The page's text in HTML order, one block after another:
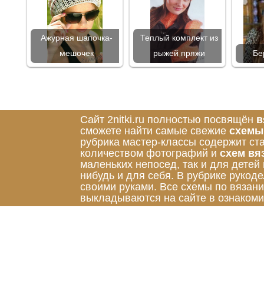
Ажурная шапочка-
мешочек
Теплый комплект из
рыжей пряжи
Сайт 2nitki.ru полностью посвящён
сможете найти самые свежие схемы
рубрика мастер-классы содержит
количеством фотографий и схем
маленьких непосед, так и для
нибудь и для себя. В рубрике
своими руками. Все схемы по
выкладываются на сайте в